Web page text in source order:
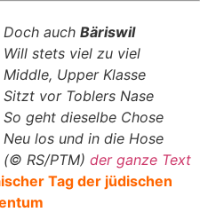
Doch auchBäriswil
Will stets viel zu viel
Middle, Upper Klasse
Sitzt vor Toblers Nase
So geht dieselbe Chose
Neu los und in die Hose
(© RS/PTM)der ganze Text
Tag der jüdischen